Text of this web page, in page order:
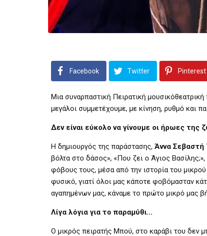
Facebook Twitter Pinterest
Μια συναρπαστική Πειρατική
μεγάλοι συμμετέχουμε, με κίνηση, ρυθμό και
Δεν είναι εύκολο να γίνουμε οι ήρωες της
Η δημιουργός της παράστασης, Άννα Σεβαστή
βόλτα στο δάσος», «Που ζει ο Άγιος
φόβους τους, μέσα από την ιστορία του
φυσικό, γιατί όλοι μας κάποτε φοβόμασταν
αγαπημένων μας, κάναμε το πρώτο μικρό μας
Λίγα λόγια για το παραμύθι…
Ο μικρός πειρατής Μπού, στο καράβι του δεν